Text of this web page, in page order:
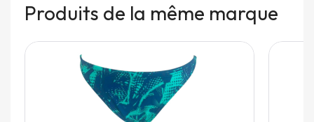
Produits de la même marque